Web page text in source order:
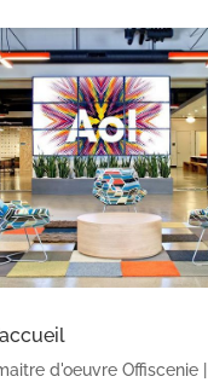
d'oeuvre Offiscenie|